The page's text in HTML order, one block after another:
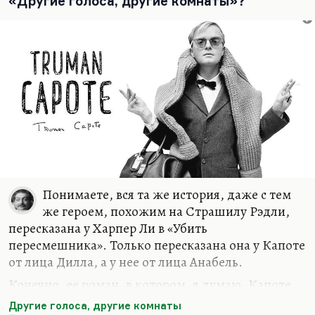
Понимаете, вся та же история, даже с тем
же героем, похожим на Страшилу Рэдли,
пересказана у Харпер Ли в «Убить
пересмешника». Только пересказана она у Капоте
от лица Дилла, а у нее от лица Анабель.
Конечно, ее роман, в котором, я думаю, Капоте
принимал живейшее участие хотя бы как
Другие голоса, другие комнаты